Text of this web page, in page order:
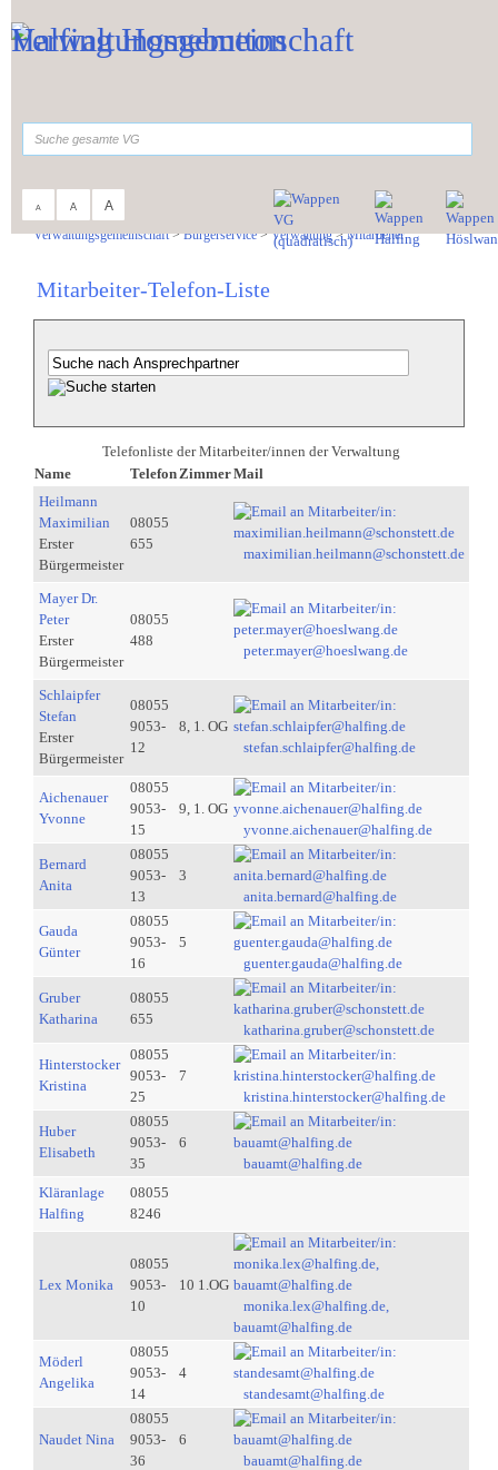
A A A
Verwaltungsgemeinschaft>Bürgerservice>Verwaltung>Mitarbeiter
Mitarbeiter-Telefon-Liste
Telefonliste der Mitarbeiter/innen der Verwaltung
Name
Telefon ZimmerMail
Heilmann
Maximilian
Erster
Bürgermeister
08055
655
maximilian.heilmann@schonstett.de
Mayer Dr.
Peter
Erster
Bürgermeister
08055
488
peter.mayer@hoeslwang.de
Schlaipfer
Stefan
Erster
Bürgermeister
08055
9053-
12
8, 1. OG
stefan.schlaipfer@halfing.de
Aichenauer
Yvonne
08055
9053-
15
9, 1. OG
yvonne.aichenauer@halfing.de
Bernard
Anita
08055
9053-
13
3
anita.bernard@halfing.de
Gauda
Günter
08055
9053-
16
5
guenter.gauda@halfing.de
Gruber
Katharina
08055
655
katharina.gruber@schonstett.de
Hinterstocker
Kristina
08055
9053-
25
7
kristina.hinterstocker@halfing.de
Huber
Elisabeth
08055
9053-
35
6
bauamt@halfing.de
Kläranlage
Halfing
08055
8246
Lex Monika
08055
9053-
10
10 1.OG
monika.lex@halfing.de,
bauamt@halfing.de
Möderl
Angelika
08055
9053-
14
4
standesamt@halfing.de
Naudet Nina
08055
9053-
36
6
bauamt@halfing.de